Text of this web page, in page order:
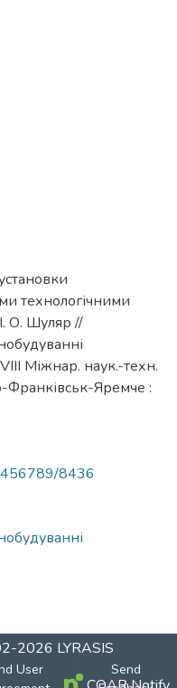
технологічними
О. Шуляр //
Міжнар. наук.-техн.
Франківськ-Яремче :
8436
2026 LYRASIS
User
Send